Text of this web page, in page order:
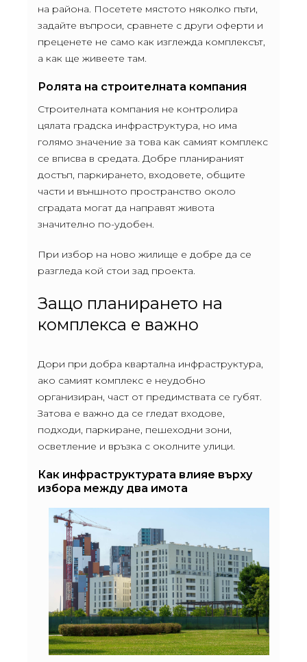
на района. Посетете мястото няколко пъти,
задайте въпроси, сравнете с други оферти и
преценете не само как изглежда комплексът,
а как ще живеете там.
Ролята на строителната компания
Строителната компания не контролира
цялата градска инфраструктура, но има
голямо значение за това как самият комплекс
се вписва в средата. Добре планираният
достъп, паркирането, входовете, общите
части и външното пространство около
сградата могат да направят живота
значително по-удобен.
При избор на ново жилище е добре да се
разгледа кой стои зад проекта.
Защо планирането на
комплекса е важно
Дори при добра квартална инфраструктура,
ако самият комплекс е неудобно
организиран, част от предимствата се губят.
Затова е важно да се гледат входове,
подходи, паркиране, пешеходни зони,
осветление и връзка с околните улици.
Как инфраструктурата влияе върху
избора между два имота